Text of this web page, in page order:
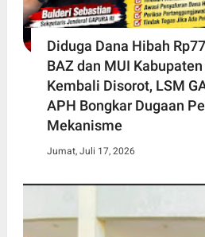
Diduga Dana Hibah
BAZ dan MUI
Kembali Disorot, LSM
APH Bongkar Dugaan
Mekanisme
Jumat, Juli 17, 2026